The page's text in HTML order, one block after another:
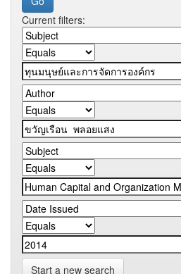
Current filters:
Start a new search